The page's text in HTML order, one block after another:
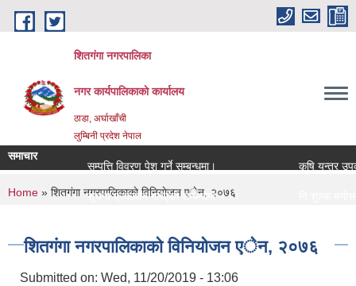
Skip to main content
शितगंगा नगरपालिका
नगर कार्यपालिकाकाे कार्यालय
ठाडा, अर्घाखाँची
लुम्बिनी प्रदेश नेपाल
समाचार
सम्पत्ति विवरण पेश गर्ने सम्बन्धमा।
कृषि यन्त्र
सूचना प्रकाशन गरिएको सम्बन्धमा ।।।
You are here
Home » शितगंगा नगरपालिकाकाे विनियाेजन एेन, २०७६
शितगंगा नगरपालिकाकाे विनियाेजन एेन, २०७६
Submitted on: Wed, 11/20/2019 - 13:06